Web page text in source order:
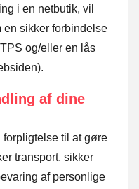
i en netbutik, vil
en sikker forbindelse
og/eller en lås
af dine
forpligtelse til at gøre
transport, sikker
af personlige